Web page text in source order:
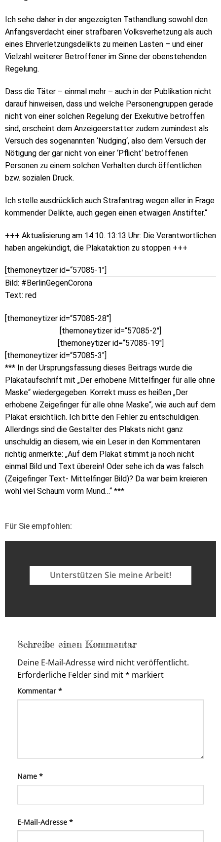
Ich sehe daher in der angezeigten Tathandlung sowohl den
Anfangsverdacht einer strafbaren Volksverhetzung als auch
eines Ehrverletzungsdelikts zu meinen Lasten – und einer
Vielzahl weiterer Betroffener im Sinne der obenstehenden
Regelung.
Dass die Täter – einmal mehr – auch in der Publikation nicht
darauf hinweisen, dass und welche Personengruppen gerade
nicht von einer solchen Regelung der Exekutive betroffen
sind, erscheint dem Anzeigeerstatter zudem zumindest als
Versuch des sogenannten ‘Nudging‘, also dem Versuch der
Nötigung der gar nicht von einer ‘Pflicht‘ betroffenen
Personen zu einem solchen Verhalten durch öffentlichen
bzw. sozialen Druck.
Ich stelle ausdrücklich auch Strafantrag wegen aller in Frage
kommender Delikte, auch gegen einen etwaigen Anstifter.“
+++ Aktualisierung am 14.10. 13:13 Uhr: Die Verantwortlichen
haben angekündigt, die Plakataktion zu stoppen +++
[themoneytizer id=“57085-1″]
Bild: #BerlinGegenCorona
Text: red
[themoneytizer id=“57085-28″]
[themoneytizer id=“57085-2″]
[themoneytizer id=“57085-19″]
[themoneytizer id=“57085-3″]
*** In der Ursprungsfassung dieses Beitrags wurde die
Plakataufschrift mit „Der erhobene Mittelfinger für alle ohne
Maske“ wiedergegeben. Korrekt muss es heißen „Der
erhobene Zeigefinger für alle ohne Maske“, wie auch auf dem
Plakat ersichtlich. Ich bitte den Fehler zu entschuldigen.
Allerdings sind die Gestalter des Plakats nicht ganz
unschuldig an diesem, wie ein Leser in den Kommentaren
richtig anmerkte: „Auf dem Plakat stimmt ja noch nicht
einmal Bild und Text überein! Oder sehe ich da was falsch
(Zeigefinger Text- Mittelfinger Bild)? Da war beim kreieren
wohl viel Schaum vorm Mund…“ ***
Für Sie empfohlen:
Unterstützen Sie meine Arbeit!
Schreibe einen Kommentar
Deine E-Mail-Adresse wird nicht veröffentlicht.
Erforderliche Felder sind mit* markiert
Kommentar *
Name *
E-Mail-Adresse *